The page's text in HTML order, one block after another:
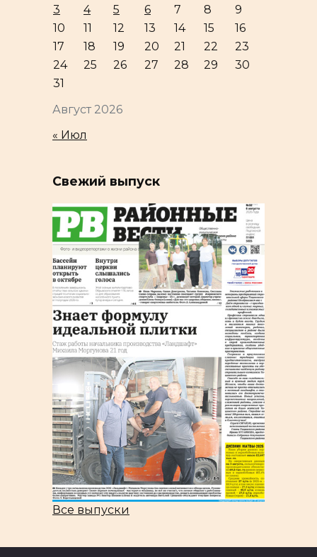
Август 2026
3
4 5 6 7 8
9
10
11 12 13 14 15
16
17
18 19 20 21 22
23
24
25 26 27 28 29
30
31
« Июл
Свежий выпуск
Все выпуски